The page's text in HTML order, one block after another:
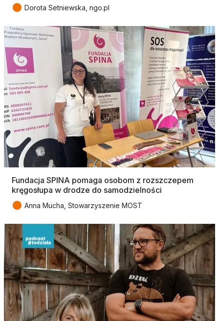
● Dorota Setniewska, ngo.pl
Fundacja SPINA pomaga osobom z rozszczepem
kręgosłupa w drodze do samodzielności
● Anna Mucha, Stowarzyszenie MOST